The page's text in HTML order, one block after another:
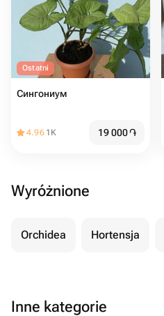
Ostatni
Сингониум
4.96 1K 19 000֏
Wyróżnione
Orchidea Hortensja
Inne kategorie